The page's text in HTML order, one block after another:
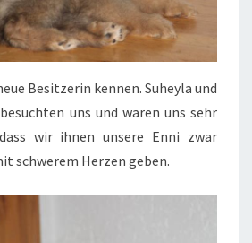
Besitzerin kennen. Suheyla und
uns und waren uns sehr
wir ihnen unsere Enni zwar
schwerem Herzen geben.